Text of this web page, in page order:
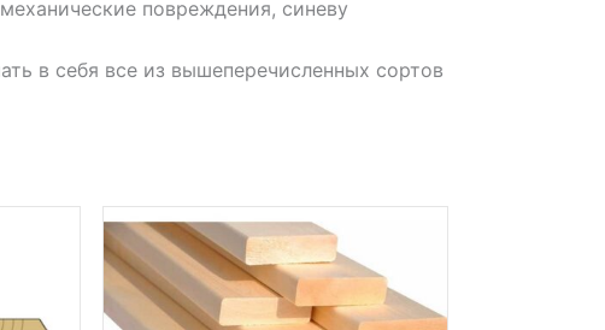
повреждения, синеву
в себя все из вышеперечисленных сортов